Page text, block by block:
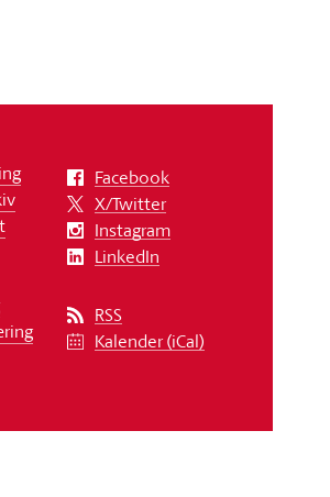
Facebook
X/Twitter
Instagram
LinkedIn
RSS
Kalender (iCal)